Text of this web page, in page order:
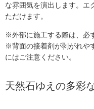
な雰囲気を演出します。エ
ただけます。
※外部に施工する際は、必
※背面の接着剤が剥がれや
にはご注意ください。
天然石ゆえの多彩